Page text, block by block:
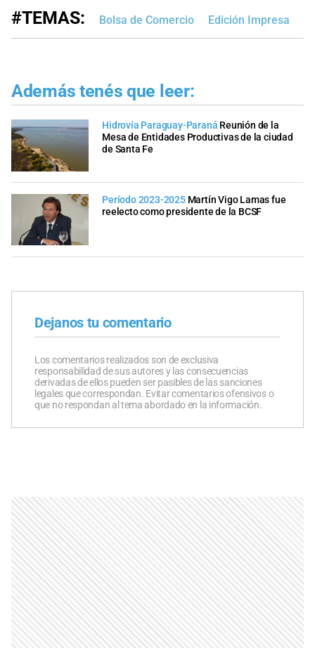
#TEMAS: Bolsa de Comercio Edición Impresa
Además tenés que leer:
Hidrovía Paraguay-Paraná Reunión de la
Mesa de Entidades Productivas de la ciudad
de Santa Fe
Período 2023-2025 Martín Vigo Lamas fue
reelecto como presidente de la BCSF
Dejanos tu comentario
Los comentarios realizados son de exclusiva
responsabilidad de sus autores y las consecuencias
derivadas de ellos pueden ser pasibles de las sanciones
legales que correspondan. Evitar comentarios ofensivos o
que no respondan al tema abordado en la información.